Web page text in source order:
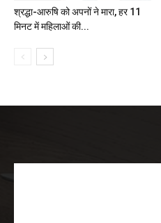
श्रद्धा-आरुषि को अपनों ने मारा, हर 11
मिनट में महिलाओं की...